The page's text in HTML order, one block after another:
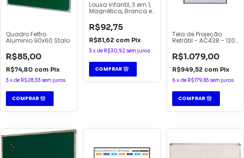
Quadro Feltro
Aluminio 90x60 Stalo
R$85,00
R$74,80 com Pix
3 xde R$28,33 sem juros
Lousa Infantil, 3 em 1,
Magnética, Branca e
Cortiarte
R$92,75
R$81,62 com Pix
3 xde R$30,92 sem juros
Tela de Projeção
Retrátil - AC438 - 120"
Blackout - Multilaser
R$1.079,00
R$949,52 com Pix
6 xde R$179,83 sem juros